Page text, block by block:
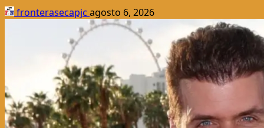
fronterasecapjc agosto 6, 2026